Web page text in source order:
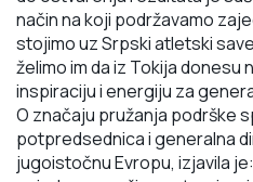
način na koji podržavamo
stojimo uz Srpski atletski
želimo im da iz Tokija donesu
inspiraciju i energiju za
O značaju pružanja podrške
potpredsednica i generalna
jugoistočnu Evropu, izjavila je: